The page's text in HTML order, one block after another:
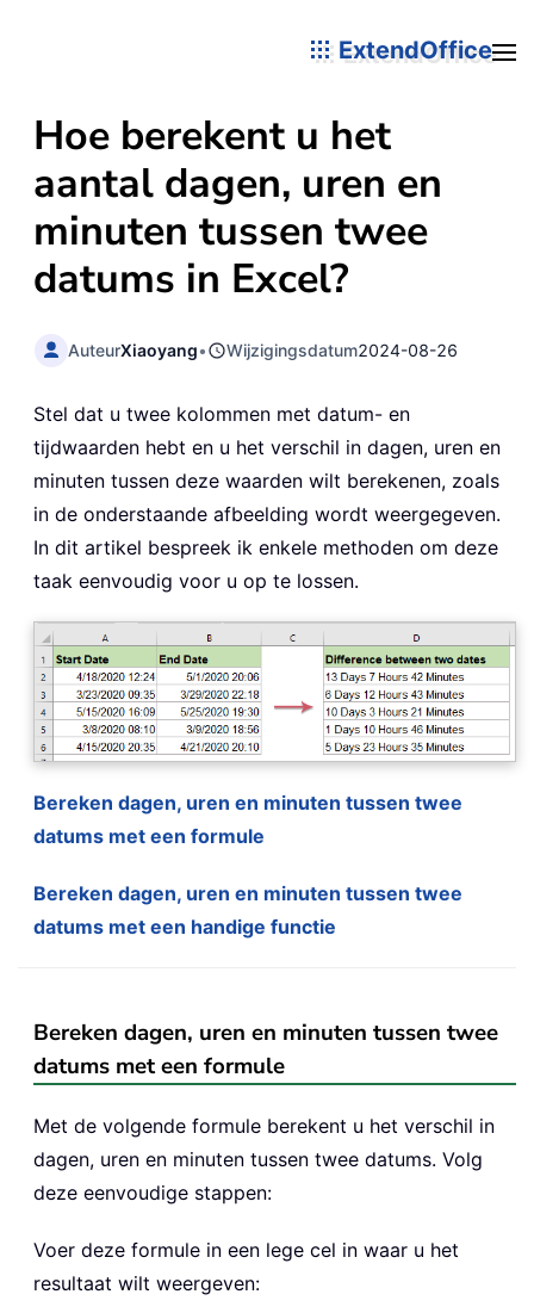
ExtendOffice
Hoe berekent u het
aantal dagen, uren en
minuten tussen twee
datums in Excel?
AuteurXiaoyang• Wijzigingsdatum2024-08-26
Stel dat u twee kolommen met datum- en
tijdwaarden hebt en u het verschil in dagen, uren en
minuten tussen deze waarden wilt berekenen, zoals
in de onderstaande afbeelding wordt weergegeven.
In dit artikel bespreek ik enkele methoden om deze
taak eenvoudig voor u op te lossen.
Bereken dagen, uren en minuten tussen twee
datums met een formule
Bereken dagen, uren en minuten tussen twee
datums met een handige functie
Bereken dagen, uren en minuten tussen twee
datums met een formule
Met de volgende formule berekent u het verschil in
dagen, uren en minuten tussen twee datums. Volg
deze eenvoudige stappen:
Voer deze formule in een lege cel in waar u het
resultaat wilt weergeven: